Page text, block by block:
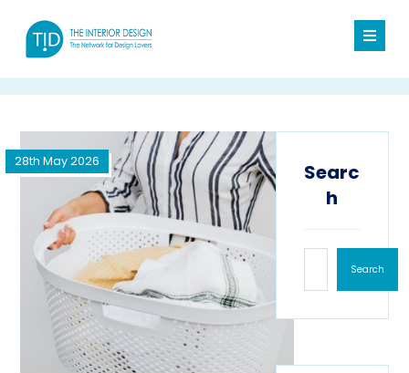
28th May 2026
Searc
h
Search